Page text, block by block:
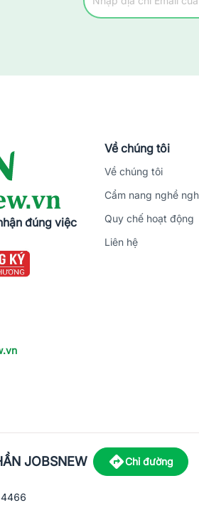
đúng việc
Về chúng tôi
Về chúng tôi
Cẩm nang nghề
Quy chế hoạt động
Liên hệ
JOBSNEW Chỉ đường